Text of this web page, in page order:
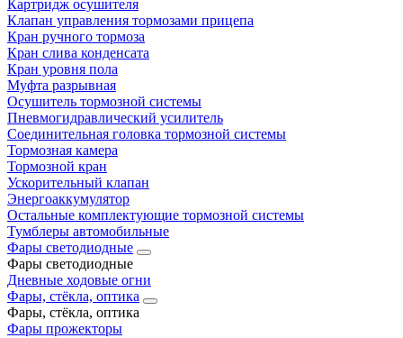
Картридж осушителя
Клапан управления тормозами прицепа
Кран ручного тормоза
Кран слива конденсата
Кран уровня пола
Муфта разрывная
Осушитель тормозной системы
Пневмогидравлический усилитель
Соединительная головка тормозной системы
Тормозная камера
Тормозной кран
Ускорительный клапан
Энергоаккумулятор
Остальные комплектующие тормозной системы
Тумблеры автомобильные
Фары светодиодные
Фары светодиодные
Дневные ходовые огни
Фары, стёкла, оптика
Фары, стёкла, оптика
Фары прожекторы